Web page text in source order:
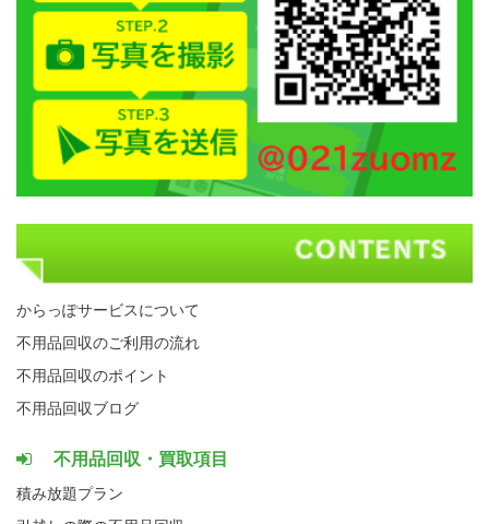
からっぽサービスについて
不用品回収のご利用の流れ
不用品回収のポイント
不用品回収ブログ
不用品回収・買取項目
積み放題プラン